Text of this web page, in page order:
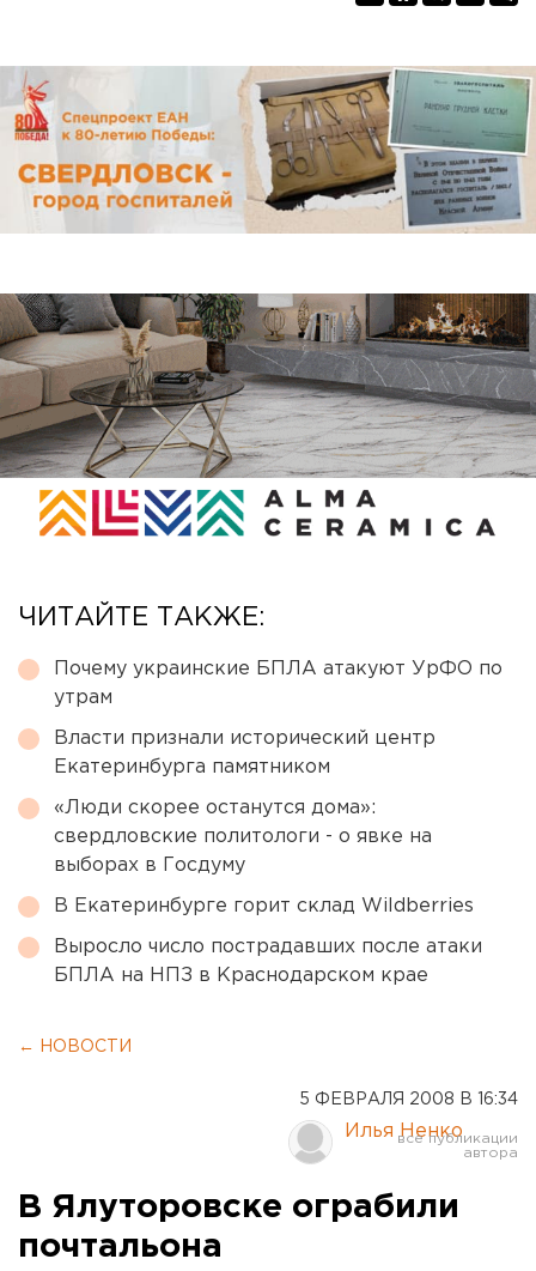
ЧИТАЙТЕ ТАКЖЕ:
Почему украинские БПЛА атакуют УрФО по
утрам
Власти признали исторический центр
Екатеринбурга памятником
«Люди скорее останутся дома»:
свердловские политологи - о явке на
выборах в Госдуму
В Екатеринбурге горит склад Wildberries
Выросло число пострадавших после атаки
БПЛА на НПЗ в Краснодарском крае
← НОВОСТИ
5 ФЕВРАЛЯ 2008 В 16:34
Илья Ненко
В Ялуторовске ограбили
почтальона